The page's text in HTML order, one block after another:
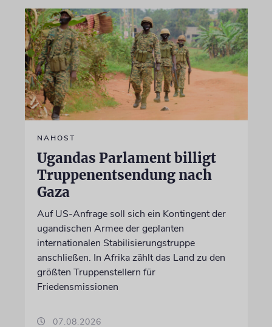
NAHOST
Ugandas Parlament billigt
Truppenentsendung nach
Gaza
Auf US-Anfrage soll sich ein Kontingent der
ugandischen Armee der geplanten
internationalen Stabilisierungstruppe
anschließen. In Afrika zählt das Land zu den
größten Truppenstellern für
Friedensmissionen
07.08.2026